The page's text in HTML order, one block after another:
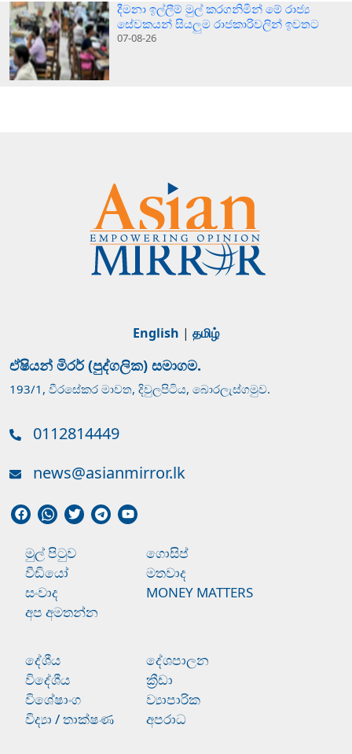
දීමනා ඉල්ලීම් මුල් කරගනිමින් මේ රාජ්‍ය
සේවකයන් සියලුම රාජකාරිවලින් ඉවතට
07-08-26
English | தமிழ்
ඒෂියන් මිරර් (පුද්ගලික) සමාගම.
193/1, වීරසේකර මාවත, දිවුලපිටිය, බොරලැස්ගමුව.
0112814449
news@asianmirror.lk
මුල් පිටුව
ගොසිප්
වීඩියෝ
මතවාද
සංවාද
MONEY MATTERS
අප අමතන්න
දේශීය
දේශපාලන
විදේශීය
ක්‍රීඩා
විශේෂාංග
ව්‍යාපාරික
විද්‍යා / තාක්ෂණ
අපරාධ